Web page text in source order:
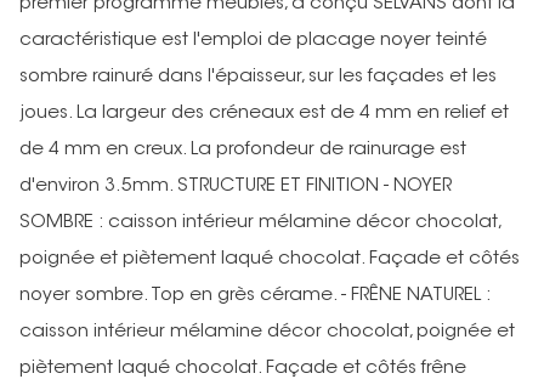
premier programme meubles, a conçu SELVANS dont la
caractéristique est l'emploi de placage noyer teinté
sombre rainuré dans l'épaisseur, sur les façades et les
joues. La largeur des créneaux est de 4 mm en relief et
de 4 mm en creux. La profondeur de rainurage est
d'environ 3.5mm. STRUCTURE ET FINITION - NOYER
SOMBRE : caisson intérieur mélamine décor chocolat,
poignée et piètement laqué chocolat. Façade et côtés
noyer sombre. Top en grès cérame. - FRÊNE NATUREL :
caisson intérieur mélamine décor chocolat, poignée et
piètement laqué chocolat. Façade et côtés frêne